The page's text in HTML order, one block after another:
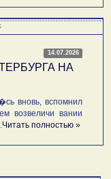
14.07.2026
НА
вновь, вспомнил
возвеличи вании
Читать полностью »